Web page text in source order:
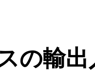
の輸